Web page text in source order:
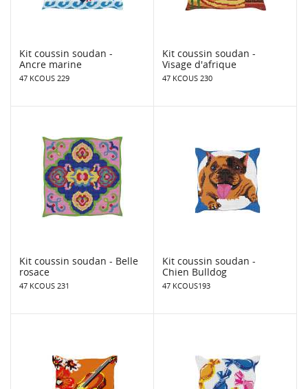
Kit coussin soudan -
Ancre marine
47 KCOUS 229
Kit coussin soudan -
Visage d'afrique
47 KCOUS 230
Kit coussin soudan - Belle
rosace
47 KCOUS 231
Kit coussin soudan -
Chien Bulldog
47 KCOUS193